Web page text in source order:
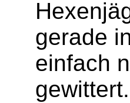
gerade
einfach
gewit­tert.